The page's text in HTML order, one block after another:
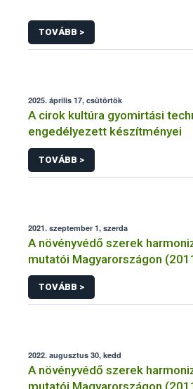
TOVÁBB >
2025. április 17, csütörtök
A cirok kultúra gyomirtási
engedélyezett készítményei
TOVÁBB >
2021. szeptember 1, szerda
A növényvédő szerek
mutatói Magyarországon
TOVÁBB >
2022. augusztus 30, kedd
A növényvédő szerek